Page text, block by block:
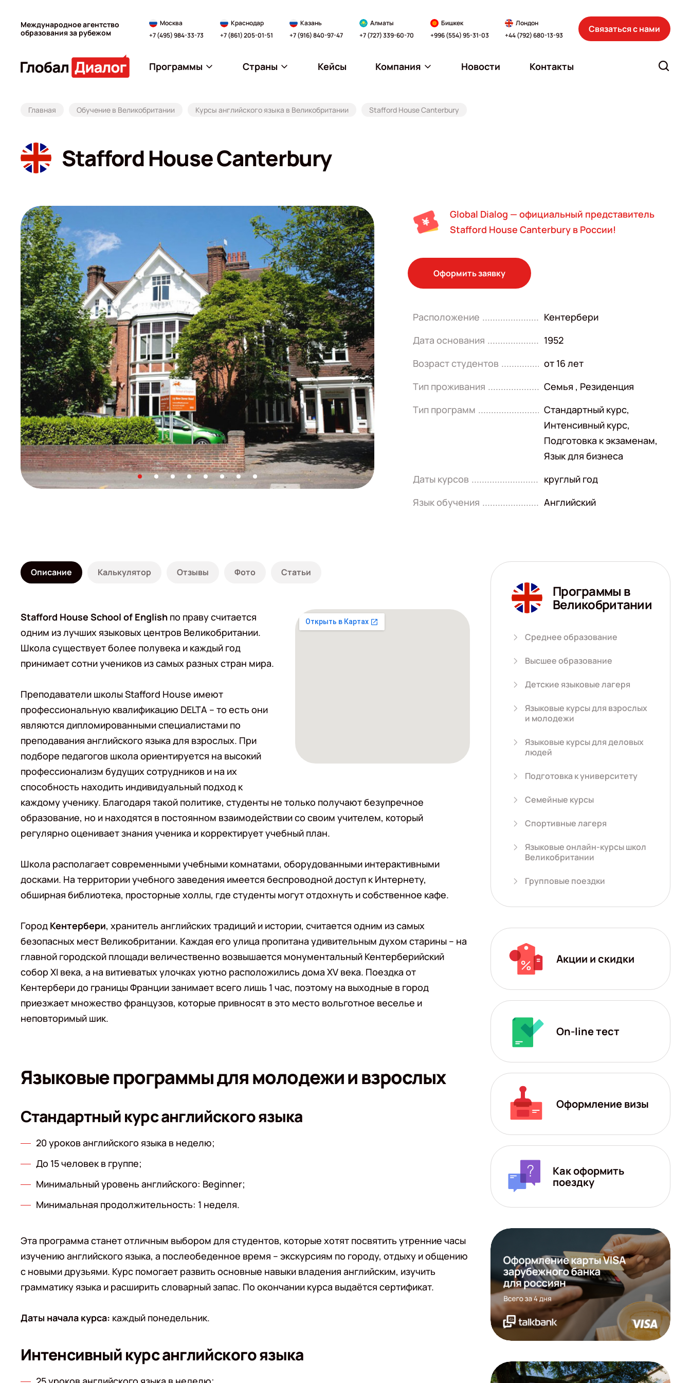
Международное агентство
образования за рубежом
Москва
+7 (495) 984-33-73
Краснодар
+7 (861) 205-01-51
Казань
+7 (916) 840-97-47
Алматы
+7 (727) 339-60-70
Бишкек
+996 (554) 95-31-03
Лондон
+44 (792) 680-13-93
Связаться с нами
Программы Страны Кейсы Компания Новости Контакты
Главная Обучение в Великобритании Курсы английского языка в Великобритании Stafford House Сanterbury
Stafford House Canterbury
Global Dialog — официальный представитель
Stafford House Canterbury в России!
Оформить заявку
Расположение
Кентербери
Дата основания
1952
Возраст студентов
от 16 лет
Тип проживания
Семья , Резиденция
Тип программ
Стандартный курс,
Интенсивный курс,
Подготовка к экзаменам,
Язык для бизнеса
Даты курсов
круглый год
Язык обучения
Английский
Описание Калькулятор Отзывы Фото Статьи
Stafford House School of English по праву считается
одним из лучших языковых центров Великобритании.
Школа существует более полувека и каждый год
принимает сотни учеников из самых разных стран мира.
Преподаватели школы Stafford House имеют
профессиональную квалификацию DELTA – то есть они
являются дипломированными специалистами по
преподавания английского языка для взрослых. При
подборе педагогов школа ориентируется на высокий
профессионализм будущих сотрудников и на их
способность находить индивидуальный подход к
каждому ученику. Благодаря такой политике, студенты не только получают безупречное
образование, но и находятся в постоянном взаимодействии со своим учителем, который
регулярно оценивает знания ученика и корректирует учебный план.
Школа располагает современными учебными комнатами, оборудованными интерактивными
досками. На территории учебного заведения имеется беспроводной доступ к Интернету,
обширная библиотека, просторные холлы, где студенты могут отдохнуть и собственное кафе.
Город Кентербери, хранитель английских традиций и истории, считается одним из самых
безопасных мест Великобритании. Каждая его улица пропитана удивительным духом старины – на
главной городской площади величественно возвышается монументальный Кентерберийский
собор XI века, а на витиеватых улочках уютно расположились дома XV века. Поездка от
Кентербери до границы Франции занимает всего лишь 1 час, поэтому на выходные в город
приезжает множество французов, которые привносят в это место вольготное веселье и
неповторимый шик.
Языковые программы для молодежи и взрослых
Стандартный курс английского языка
20 уроков английского языка в неделю;
До 15 человек в группе;
Минимальный уровень английского: Beginner;
Минимальная продолжительность: 1 неделя.
Эта программа станет отличным выбором для студентов, которые хотят посвятить утренние часы
изучению английского языка, а послеобеденное время – экскурсиям по городу, отдыху и общению
с новыми друзьями. Курс помогает развить основные навыки владения английским, изучить
грамматику языка и расширить словарный запас. По окончании курса выдаётся сертификат.
Даты начала курса: каждый понедельник.
Интенсивный курс английского языка
Программы в
Великобритании
Среднее образование
Высшее образование
Детские языковые лагеря
Языковые курсы для взрослых
и молодежи
Языковые курсы для деловых
людей
Подготовка к университету
Семейные курсы
Спортивные лагеря
Языковые онлайн-курсы школ
Великобритании
Групповые поездки
Акции и скидки
On-line тест
Оформление визы
Как оформить
поездку